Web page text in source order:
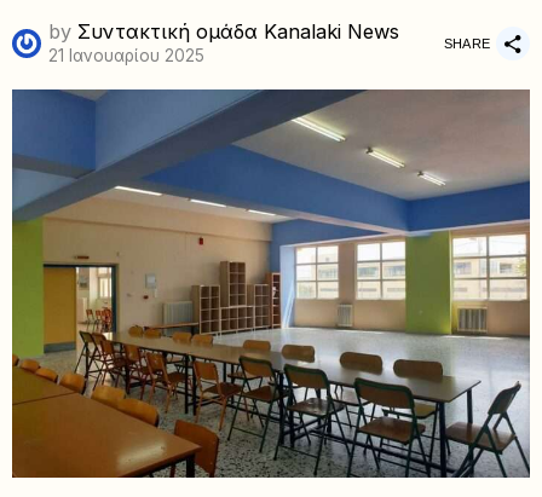
by Συντακτική ομάδα Kanalaki News
21 Ιανουαρίου 2025
SHARE